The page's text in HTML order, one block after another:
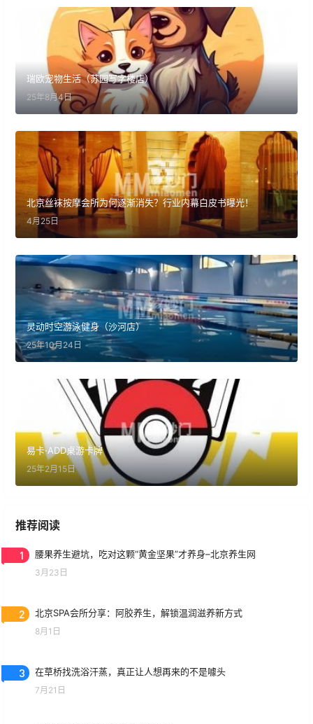
瑞欧宠物生活（苏园写字楼店）
25年8月4日
北京丝袜按摩会所为何逐渐消失？行业内幕白皮书曝光！
4月25日
灵动时空游泳健身（沙河店）
25年10月24日
易卡·ADD桌游卡牌
25年2月15日
推荐阅读
1 腰果养生避坑，吃对这颗“黄金坚果”才养身–北京养生网
3月23日
2 北京SPA会所分享：阿胶养生，解锁温润滋养新方式
8月1日
3 在草桥找洗浴汗蒸，真正让人想再来的不是噱头
7月21日